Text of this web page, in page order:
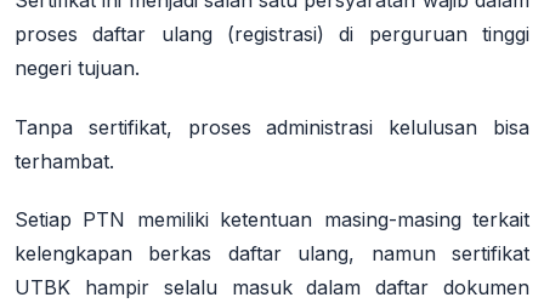
proses daftar ulang (registrasi) di perguruan tinggi
negeri tujuan.
Tanpa sertifikat, proses administrasi kelulusan bisa
terhambat.
Setiap PTN memiliki ketentuan masing-masing terkait
kelengkapan berkas daftar ulang, namun sertifikat
UTBK hampir selalu masuk dalam daftar dokumen